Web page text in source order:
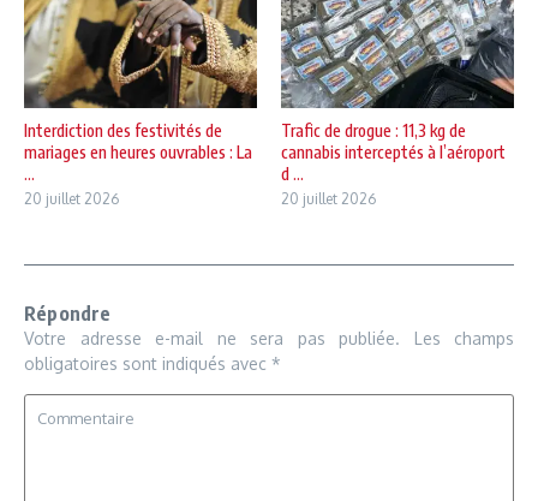
Interdiction des festivités de
mariages en heures ouvrables : La
...
20 juillet 2026
Trafic de drogue : 11,3 kg de
cannabis interceptés à l’aéroport
d ...
20 juillet 2026
Répondre
Votre adresse e-mail ne sera pas publiée.
Les champs
obligatoires sont indiqués avec *